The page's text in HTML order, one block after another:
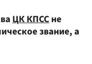
ЦК КПССне
звание, а